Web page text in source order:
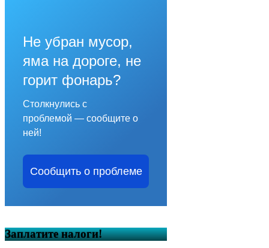
Не убран мусор,
яма на дороге, не
горит фонарь?
Столкнулись с
проблемой — сообщите о
ней!
Сообщить о проблеме
Заплатите налоги!